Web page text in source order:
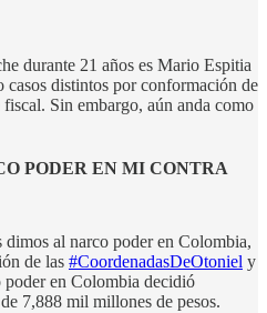
durante 21 años es Mario Espitia
casos distintos por conformación de
Sin embargo, aún anda como
PODER EN MI CONTRA
dimos al narco poder en Colombia,
de las #CoordenadasDeOtoniel y
poder en Colombia decidió
7,888 mil millones de pesos.